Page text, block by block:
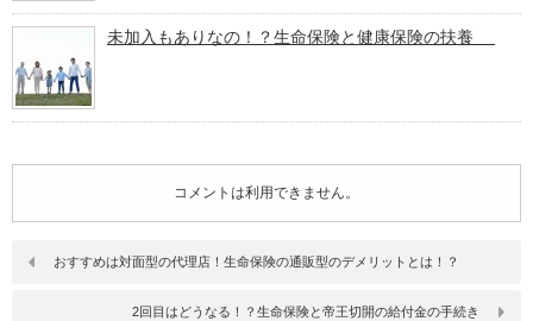
未加入もありなの！？生命保険と健康保険の扶養
コメントは利用できません。
おすすめは対面型の代理店！生命保険の通販型のデメリットとは！？
2回目はどうなる！？生命保険と帝王切開の給付金の手続き